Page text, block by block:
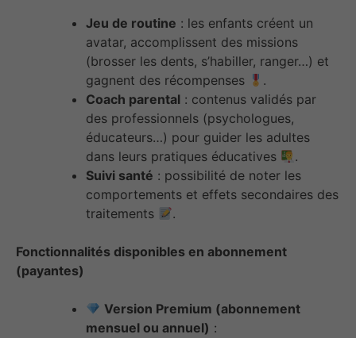
Jeu de routine : les enfants créent un
avatar, accomplissent des missions
(brosser les dents, s’habiller, ranger…) et
gagnent des récompenses
.
Coach parental : contenus validés par
des professionnels (psychologues,
éducateurs…) pour guider les adultes
dans leurs pratiques éducatives
.
Suivi santé : possibilité de noter les
comportements et effets secondaires des
traitements
.
Fonctionnalités disponibles en abonnement
(payantes)
Version Premium (abonnement
mensuel ou annuel) :